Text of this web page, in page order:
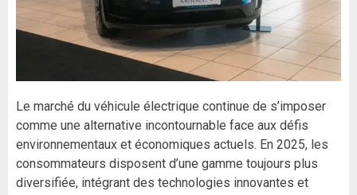
Le marché du véhicule électrique continue de s’imposer
comme une alternative incontournable face aux défis
environnementaux et économiques actuels. En 2025, les
consommateurs disposent d’une gamme toujours plus
diversifiée, intégrant des technologies innovantes et